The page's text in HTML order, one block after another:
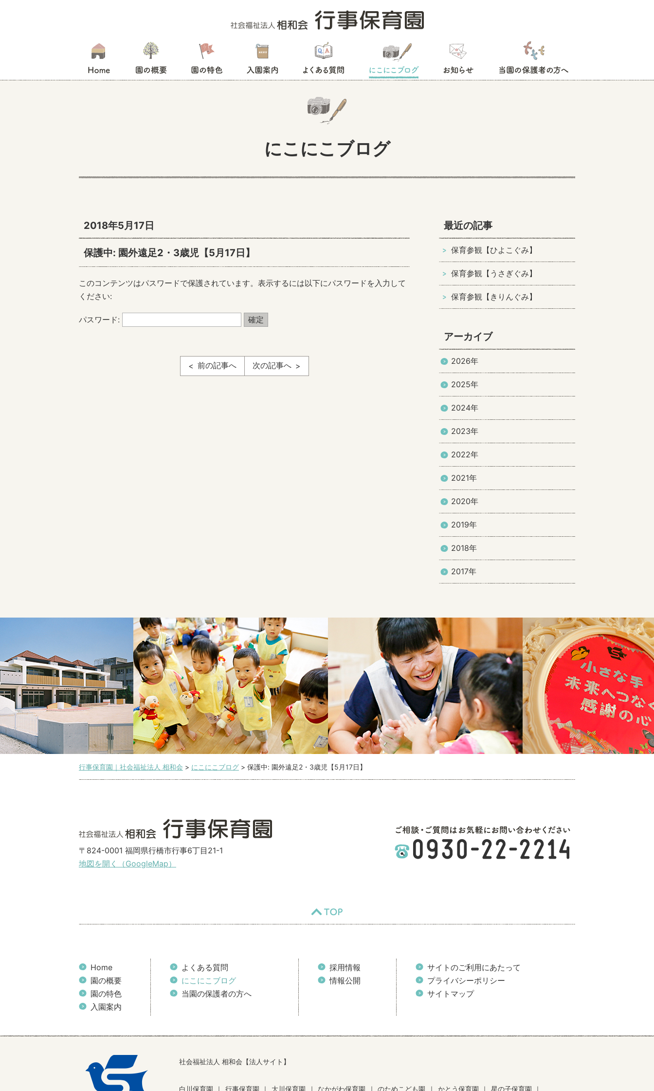
にこにこブログ
2018年5月17日
保護中: 園外遠足2・3歳児【5月17日】
このコンテンツはパスワードで保護されています。表示するには以下にパスワードを入力して
ください:
パスワード:
前の記事へ 次の記事へ
最近の記事
保育参観【ひよこぐみ】
保育参観【うさぎぐみ】
保育参観【きりんぐみ】
アーカイブ
2026年
2025年
2024年
2023年
2022年
2021年
2020年
2019年
2018年
2017年
行事保育園｜社会福祉法人 相和会 > にこにこブログ > 保護中: 園外遠足2・3歳児【5月17日】
〒824-0001 福岡県行橋市行事6丁目21-1
地図を開く（GoogleMap）
Home
園の概要
園の特色
入園案内
よくある質問
にこにこブログ
当園の保護者の方へ
採用情報
情報公開
サイトのご利用にあたって
プライバシーポリシー
サイトマップ
社会福祉法人 相和会【法人サイト】
白川保育園 ｜ 行事保育園 ｜ 大川保育園 ｜ なかがわ保育園 ｜ のためこども園 ｜ かとう保育園 ｜ 星の子保育園 ｜